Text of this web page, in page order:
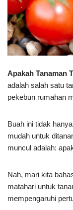
Apakah Tanaman
adalah salah satu
pekebun rumahan
Buah ini tidak
mudah untuk
muncul adalah:
Nah, mari kita
matahari untuk
mempengaruhi